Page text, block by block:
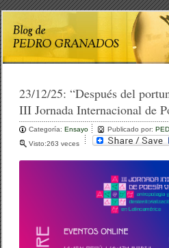
23/12/25:“Después del
III Jornada Internacional de
Categoría:Ensayo Publicado por:
Visto:263 veces